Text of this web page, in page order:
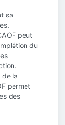
sa
peut
du
de la
permet
des